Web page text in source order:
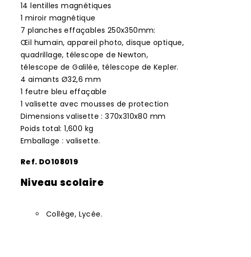
14 lentilles magnétiques
1 miroir magnétique
7 planches effaçables 250x350mm:
Œil humain, appareil photo, disque optique,
quadrillage, télescope de Newton,
télescope de Galilée, télescope de Kepler.
4 aimants Ø32,6 mm
1 feutre bleu effaçable
1 valisette avec mousses de protection
Dimensions valisette : 370x310x80 mm
Poids total: 1,600 kg
Emballage : valisette.
Ref. DO108019
Niveau scolaire
Collège, Lycée.